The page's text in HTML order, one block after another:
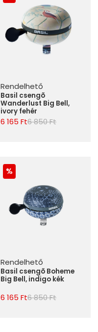
Rendelhető
Basil csengõ
Wanderlust Big Bell,
ivory fehér
6 165 Ft6 850 Ft
Rendelhető
Basil csengõ Boheme
Big Bell, indigo kék
6 165 Ft6 850 Ft